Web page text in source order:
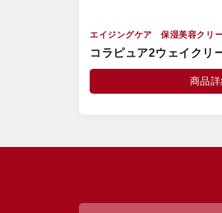
エイジングケア 保湿美容クリ
コラピュア2ウェイクリ
商品詳